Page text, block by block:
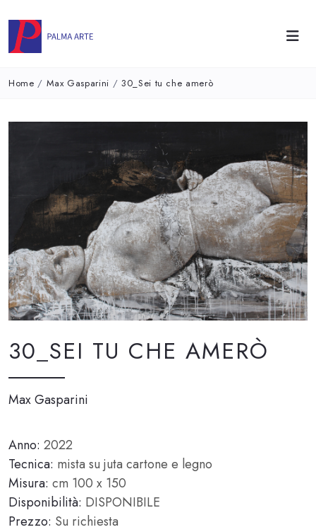
Home / Max Gasparini / 30_Sei tu che amerò
30_SEI TU CHE AMERÒ
Max Gasparini
Anno: 2022
Tecnica: mista su juta cartone e legno
Misura: cm 100 x 150
Disponibilità: DISPONIBILE
Prezzo: Su richiesta